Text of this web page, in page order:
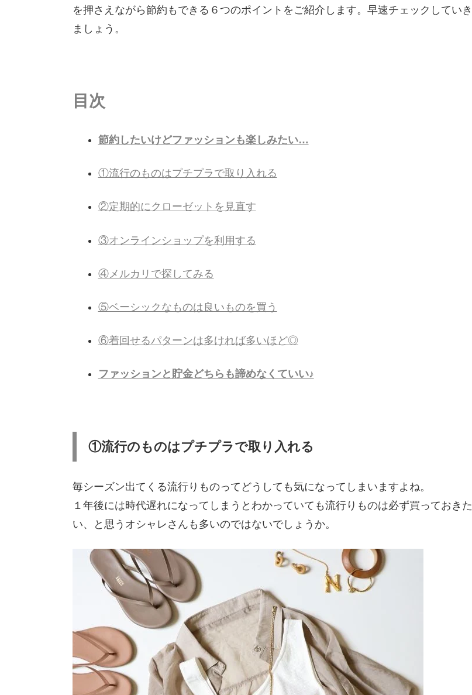
を押さえながら節約もできる６つのポイントをご紹介します。早速チェックしていき
ましょう。
目次
節約したいけどファッションも楽しみたい…
①流行のものはプチプラで取り入れる
②定期的にクローゼットを見直す
③オンラインショップを利用する
④メルカリで探してみる
⑤ベーシックなものは良いものを買う
⑥着回せるパターンは多ければ多いほど◎
ファッションと貯金どちらも諦めなくていい♪
①流行のものはプチプラで取り入れる
毎シーズン出てくる流行りものってどうしても気になってしまいますよね。
１年後には時代遅れになってしまうとわかっていても流行りものは必ず買っておきた
い、と思うオシャレさんも多いのではないでしょうか。